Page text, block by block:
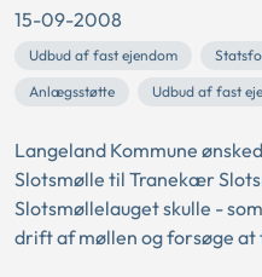
15-09-2008
Udbud af fast ejendom
Anlægsstøtte
Udbud af fast
Langeland Kommune
Slotsmølle til Tranekær
Slotsmøllelauget skulle -
drift af møllen og forsøge